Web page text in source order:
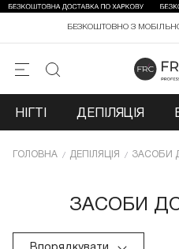
БЕЗКОШТОВНО З
НІГТІ ДЕПІЛЯЦІЯ
ГОЛОВНА ДЕПІЛЯЦІЯ ЗАСОБИ
ЗАСОБИ ДО